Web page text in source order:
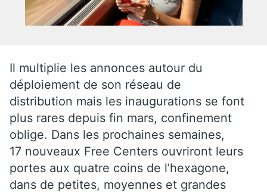
Il multiplie les annonces autour du
déploiement de son réseau de
distribution mais les inaugurations se font
plus rares depuis fin mars, confinement
oblige. Dans les prochaines semaines,
17 nouveaux Free Centers ouvriront leurs
portes aux quatre coins de l’hexagone,
dans de petites, moyennes et grandes